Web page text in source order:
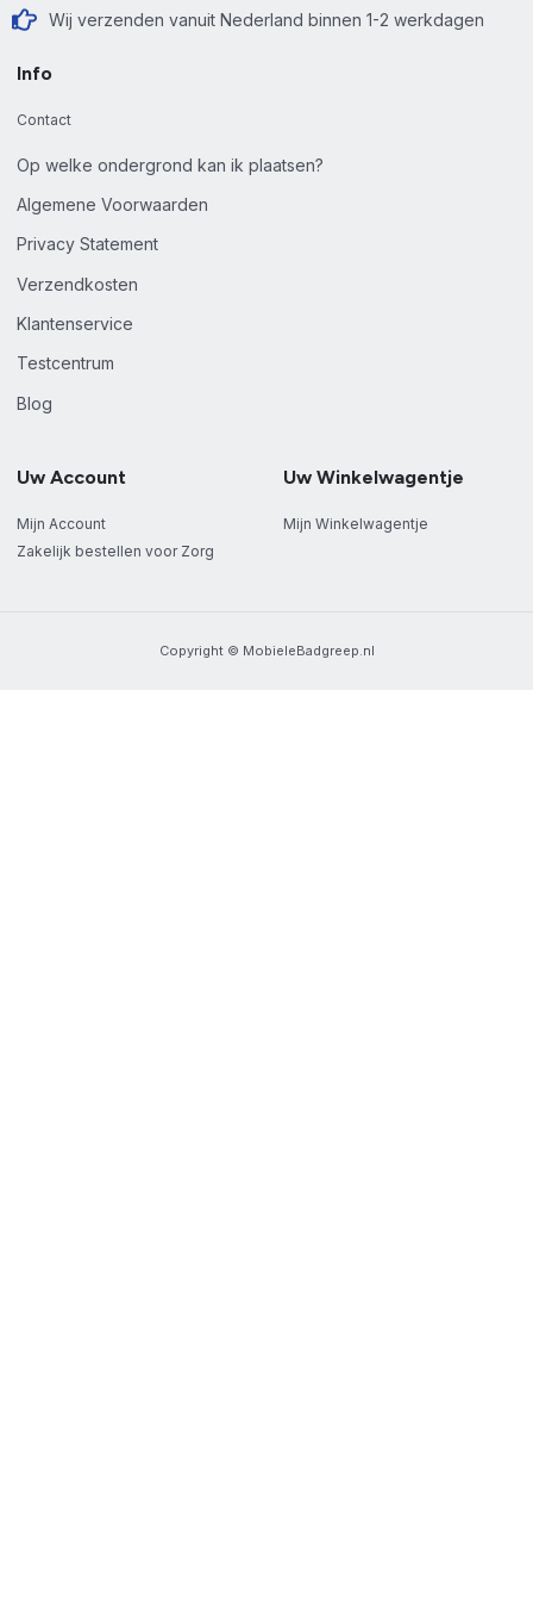
Wij verzenden vanuit Nederland binnen 1-2 werkdagen
Info
Contact
Op welke ondergrond kan ik plaatsen?
Algemene Voorwaarden
Privacy Statement
Verzendkosten
Klantenservice
Testcentrum
Blog
Uw Account
Mijn Account
Zakelijk bestellen voor Zorg
Uw Winkelwagentje
Mijn Winkelwagentje
Copyright © MobieleBadgreep.nl